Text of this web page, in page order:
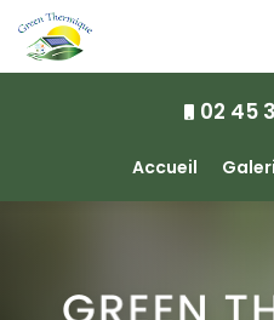
au
contenu
principal
02 45
Accueil